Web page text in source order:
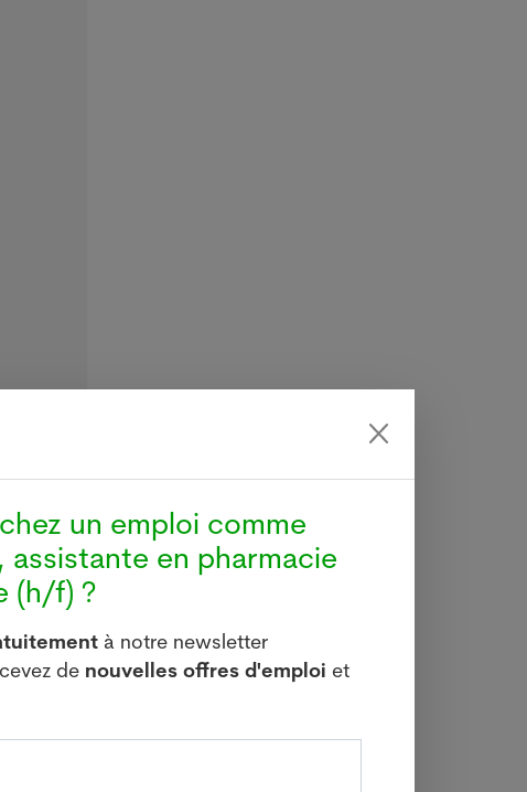
un emploi comme
assistante en pharmacie
(h/f) ?
à notre newsletter
de nouvelles offres d'emploi et